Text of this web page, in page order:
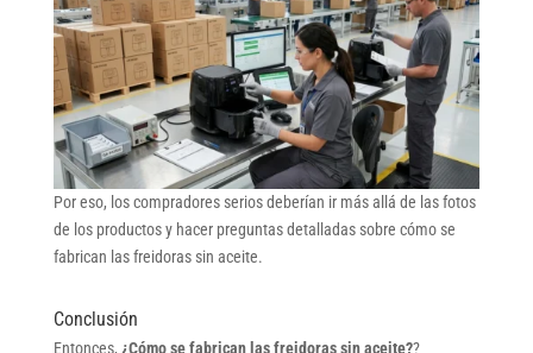
Por eso, los compradores serios deberían ir más allá de las fotos
de los productos y hacer preguntas detalladas sobre cómo se
fabrican las freidoras sin aceite.
Conclusión
Entonces, ¿Cómo se fabrican las freidoras sin aceite??